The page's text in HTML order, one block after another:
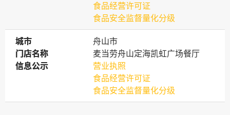
食品经营许可证
食品安全监督量化分级
城市
城市
舟山市
门店名称
门店名称
麦当劳舟山定海凯虹广场餐厅
信息公示
信息公示
营业执照
食品经营许可证
食品安全监督量化分级